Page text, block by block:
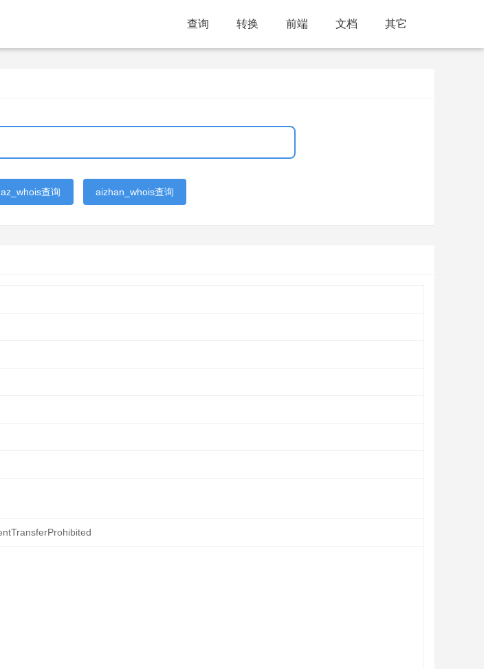
查询 转换 前端 文档 其它
查询 aizhan_whois查询